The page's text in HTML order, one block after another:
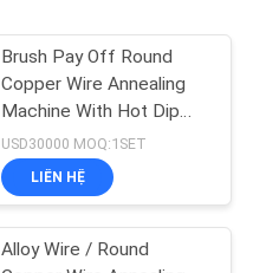
Brush Pay Off Round
Copper Wire Annealing
Machine With Hot Dip
Tinned Mehod
USD30000 MOQ:1SET
LIÊN HỆ
Alloy Wire / Round